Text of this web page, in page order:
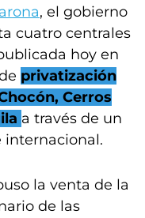
, el gobierno
cuatro centrales
hoy en
privatización
Cerros
a través de un
internacional.
la venta de la
de las